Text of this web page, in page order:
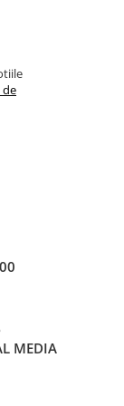
confort sporit
și sigura,
de
MEDIA